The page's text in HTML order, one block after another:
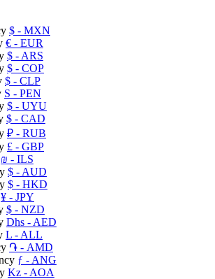
$ - MXN
€ - EUR
$ - ARS
$ - COP
$ - CLP
S - PEN
$ - UYU
$ - CAD
₽ - RUB
£ - GBP
₪ - ILS
$ - AUD
$ - HKD
¥ - JPY
$ - NZD
Dhs - AED
L - ALL
֏ - AMD
ƒ - ANG
Kz - AOA